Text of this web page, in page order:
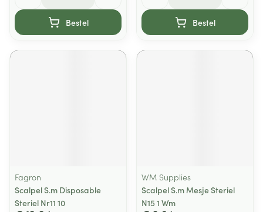
Bestel Bestel
Fagron
Scalpel S.m Disposable
Steriel Nr11 10
WM Supplies
Scalpel S.m Mesje Steriel
N15 1 Wm